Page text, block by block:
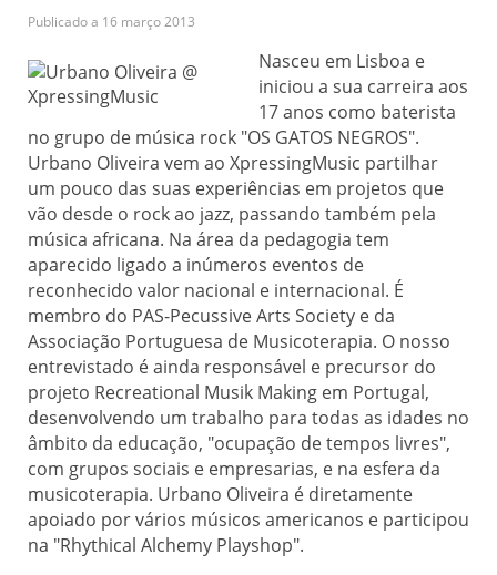
Publicado a 16 março 2013
Nasceu em Lisboa e
iniciou a sua carreira aos
17 anos como baterista
no grupo de música rock "OS GATOS NEGROS".
Urbano Oliveira vem ao XpressingMusic partilhar
um pouco das suas experiências em projetos que
vão desde o rock ao jazz, passando também pela
música africana. Na área da pedagogia tem
aparecido ligado a inúmeros eventos de
reconhecido valor nacional e internacional. É
membro do PAS-Pecussive Arts Society e da
Associação Portuguesa de Musicoterapia. O nosso
entrevistado é ainda responsável e precursor do
projeto Recreational Musik Making em Portugal,
desenvolvendo um trabalho para todas as idades no
âmbito da educação, "ocupação de tempos livres",
com grupos sociais e empresarias, e na esfera da
musicoterapia. Urbano Oliveira é diretamente
apoiado por vários músicos americanos e participou
na "Rhythical Alchemy Playshop".